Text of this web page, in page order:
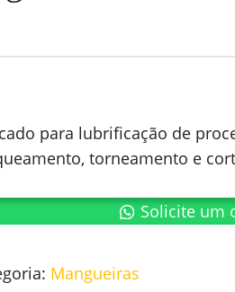
para lubrificação de
torneamento e
Solicite um
Mangueiras